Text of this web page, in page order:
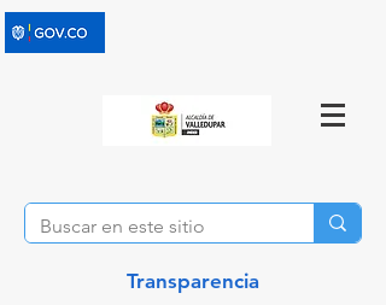
Transparencia